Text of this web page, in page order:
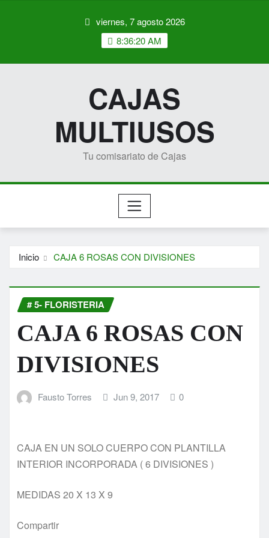
viernes, 7 agosto 2026
8:36:20 AM
CAJAS
MULTIUSOS
Tu comisariato de Cajas
Inicio CAJA 6 ROSAS CON DIVISIONES
# 5- FLORISTERIA
CAJA 6 ROSAS CON
DIVISIONES
Fausto Torres Jun 9, 2017 0
CAJA EN UN SOLO CUERPO CON PLANTILLA
INTERIOR INCORPORADA ( 6 DIVISIONES )
MEDIDAS 20 X 13 X 9
Compartir